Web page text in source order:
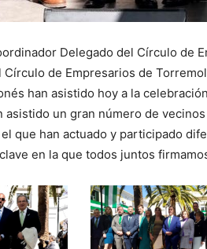
Delegado del Círculo de
Círculo de Empresarios de
han asistido hoy a la
asistido un gran número de
que han actuado y participado
en la que todos juntos